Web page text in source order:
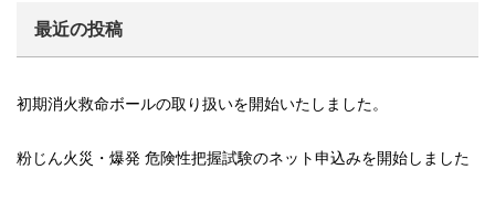
最近の投稿
初期消火救命ボールの取り扱いを開始いたしました。
粉じん火災・爆発 危険性把握試験のネット申込みを開始しました